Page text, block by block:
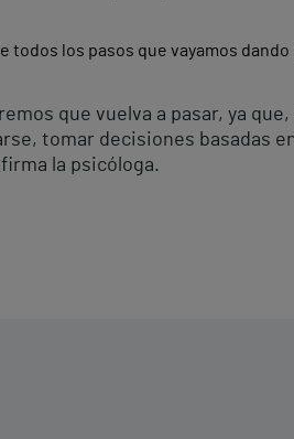
todos los pasos que vayamos
que vuelva a pasar, ya
tomar decisiones basadas
la psicóloga.